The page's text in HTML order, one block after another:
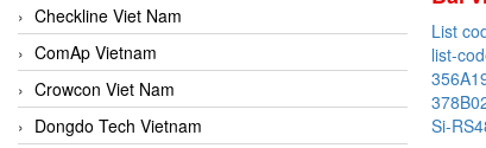
Checkline Viet Nam
ComAp Vietnam
Crowcon Viet Nam
Dongdo Tech Vietnam
List
list-
Si-